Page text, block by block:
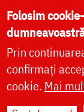
DONEAZĂ
LIVE
Folosim
Prin
confirmați
cookie. Mai